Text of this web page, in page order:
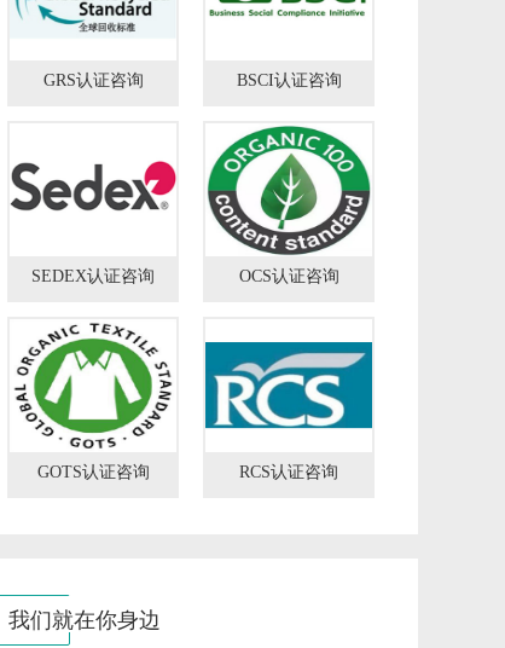
GRS认证咨询 BSCI认证咨询
SEDEX认证咨询 OCS认证咨询
GOTS认证咨询 RCS认证咨询
我们就在你身边